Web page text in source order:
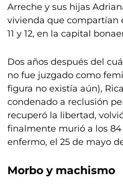
Arreche y sus hijas
vivienda que compartían
11 y 12, en la capital
Dos años después del
no fue juzgado como
figura no existía aún),
condenado a reclusión
recuperó la libertad,
finalmente murió a los 84
enfermo, el 25 de mayo
Morbo y machismo